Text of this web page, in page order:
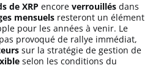
de XRP encore verrouillés dans
mensuels resteront un élément
pour les années à venir. Le
provoqué de rallye immédiat,
sur la stratégie de gestion de
selon les conditions du